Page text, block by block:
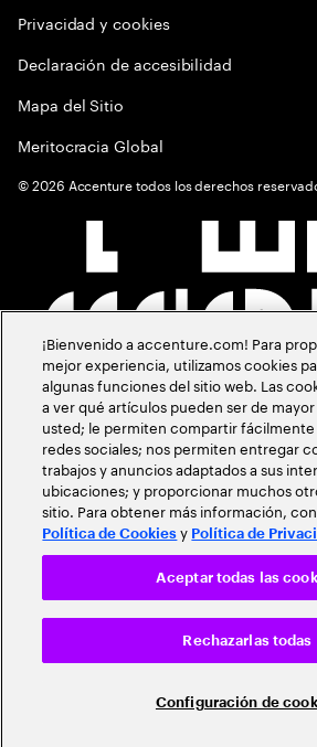
Privacidad y cookies
Declaración de accesibilidad
Mapa del Sitio
Meritocracia Global
©2026 Accenture todos los derechos
¡Bienvenido a accenture.com! Para
mejor experiencia, utilizamos cookies
algunas funciones del sitio web. Las
a ver qué artículos pueden ser de
usted; le permiten compartir fácilmente
redes sociales; nos permiten entregar
trabajos y anuncios adaptados a sus
ubicaciones; y proporcionar muchos
sitio. Para obtener más información,
Política de Cookies y Política de
Configuración de
Rechazarlas todas
Aceptar todas las